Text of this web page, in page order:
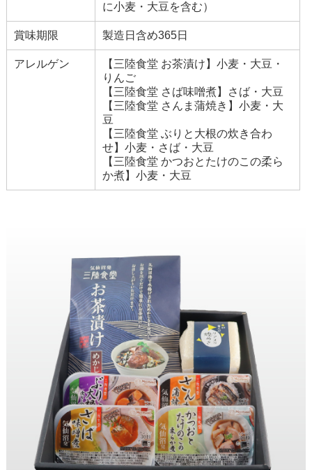
に小麦・大豆を含む）
賞味期限 製造日含め365日
アレルゲン
【三陸食堂 お茶漬け】小麦・大豆・
りんご
【三陸食堂 さば味噌煮】さば・大豆
【三陸食堂 さんま蒲焼き】小麦・大
豆
【三陸食堂 ぶりと大根の炊き合わ
せ】小麦・さば・大豆
【三陸食堂 かつおとたけのこの柔ら
か煮】小麦・大豆